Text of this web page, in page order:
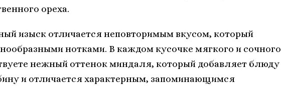
ореха.
изыск отличается неповторимым вкусом, который
нотками. В каждом кусочке мягкого и сочного
нежный оттенок миндаля, который добавляет блюду
и отличается характерным, запоминающимся